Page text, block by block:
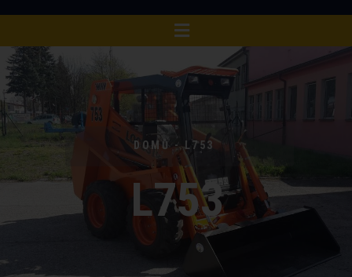
DOMŮ - L753
L753